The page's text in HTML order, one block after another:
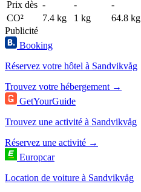
Prix dès - -
-
CO²
7.4 kg 1 kg
64.8 kg
Publicité
Booking
Réservez votre hôtel à Sandvikvåg
Trouvez votre hébergement →
GetYourGuide
Trouvez une activité à Sandvikvåg
Réservez une activité →
Europcar
Location de voiture à Sandvikvåg